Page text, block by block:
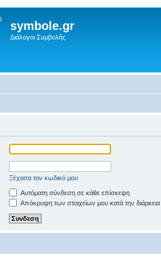
symbole.gr
Διάλογοι Συμβολῆς
Ξέχασα τον κωδικό μου
Αυτόματη σύνδεση σε κάθε επίσκεψη
Απόκρυψη των στοιχείων μου κατά την